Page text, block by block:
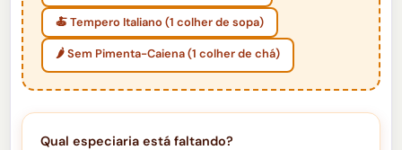
🍝 Tempero Italiano (1 colher de sopa)
🌶️ Sem Pimenta-Caiena (1 colher de chá)
Qual especiaria está faltando?